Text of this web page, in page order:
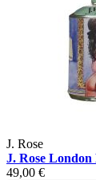
J. Rose
J. Rose
49,00 €